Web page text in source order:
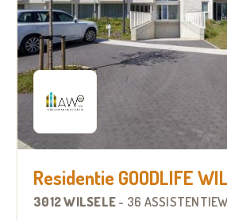
Residentie GOODLIFE
3012 WILSELE - 36